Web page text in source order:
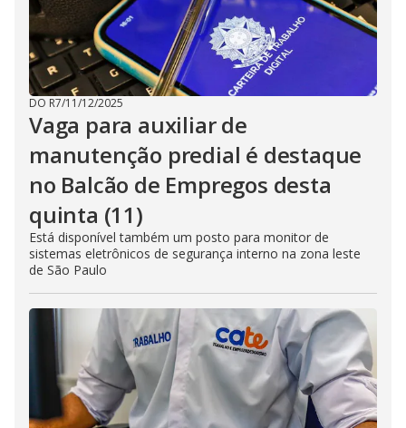
DO R7/11/12/2025
Vaga para auxiliar de
manutenção predial é destaque
no Balcão de Empregos desta
quinta (11)
Está disponível também um posto para monitor de
sistemas eletrônicos de segurança interno na zona leste
de São Paulo